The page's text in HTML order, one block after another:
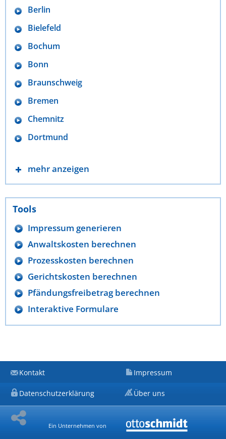
Berlin
Bielefeld
Bochum
Bonn
Braunschweig
Bremen
Chemnitz
Dortmund
mehr anzeigen
Tools
Impressum generieren
Anwaltskosten berechnen
Prozesskosten berechnen
Gerichtskosten berechnen
Pfändungsfreibetrag berechnen
Interaktive Formulare
Kontakt Impressum
Datenschutzerklärung Über uns
Ein Unternehmen von